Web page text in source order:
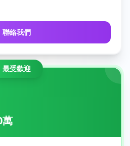
聯絡我們
最受歡迎
萬